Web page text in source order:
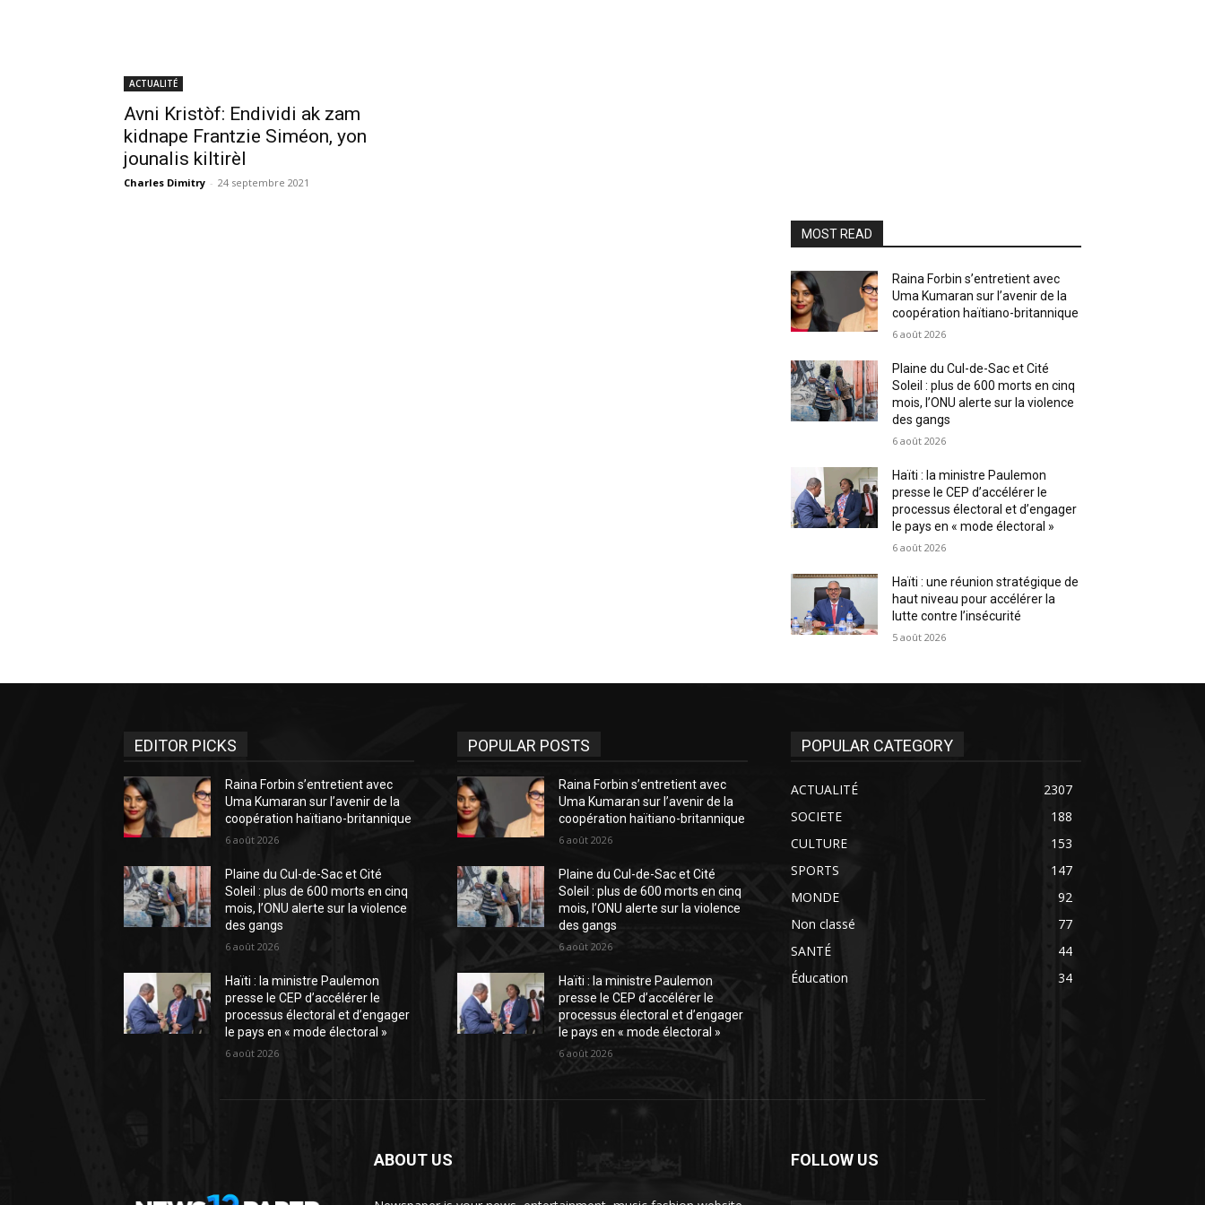
ACTUALITÉ
Avni Kristòf: Endividi ak zam
kidnape Frantzie Siméon, yon
jounalis kiltirèl
Charles Dimitry - 24 septembre 2021
MOST READ
Raina Forbin s’entretient avec
Uma Kumaran sur l’avenir de la
coopération haïtiano-britannique
6 août 2026
Plaine du Cul-de-Sac et Cité
Soleil : plus de 600 morts en cinq
mois, l’ONU alerte sur la violence
des gangs
6 août 2026
Haïti : la ministre Paulemon
presse le CEP d’accélérer le
processus électoral et d’engager
le pays en « mode électoral »
6 août 2026
Haïti : une réunion stratégique de
haut niveau pour accélérer la
lutte contre l’insécurité
5 août 2026
EDITOR PICKS
Raina Forbin s’entretient avec
Uma Kumaran sur l’avenir de la
coopération haïtiano-britannique
6 août 2026
Plaine du Cul-de-Sac et Cité
Soleil : plus de 600 morts en cinq
mois, l’ONU alerte sur la violence
des gangs
6 août 2026
Haïti : la ministre Paulemon
presse le CEP d’accélérer le
processus électoral et d’engager
le pays en « mode électoral »
6 août 2026
POPULAR POSTS
Raina Forbin s’entretient avec
Uma Kumaran sur l’avenir de la
coopération haïtiano-britannique
6 août 2026
Plaine du Cul-de-Sac et Cité
Soleil : plus de 600 morts en cinq
mois, l’ONU alerte sur la violence
des gangs
6 août 2026
Haïti : la ministre Paulemon
presse le CEP d’accélérer le
processus électoral et d’engager
le pays en « mode électoral »
6 août 2026
POPULAR CATEGORY
ACTUALITÉ
2307
SOCIETE
188
CULTURE
153
SPORTS
147
MONDE
92
Non classé
77
SANTÉ
44
Éducation
34
ABOUT US FOLLOW US